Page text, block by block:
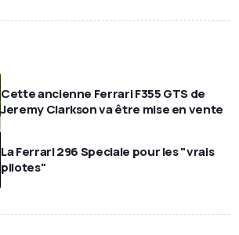
Cette ancienne Ferrari F355 GTS de
Jeremy Clarkson va être mise en vente
La Ferrari 296 Speciale pour les "vrais
pilotes"